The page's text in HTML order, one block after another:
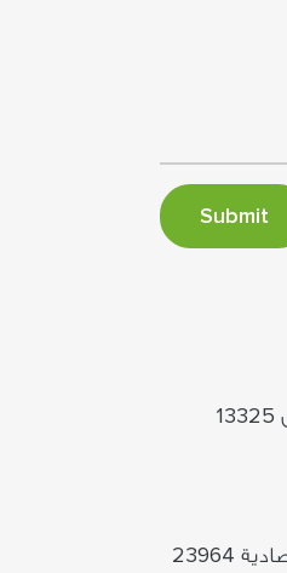
Submit
برج تمكين 7252 طريق العليا حي الياسمين، الرياض 13325
البيلسان - 7082 وحدة 2 مدينة الملك عبدالله الاقتصادية 23964